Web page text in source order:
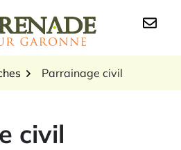
Logo Grenade sur
Parrainage civil
civil